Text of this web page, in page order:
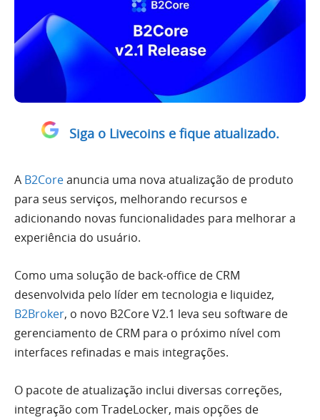
Siga o Livecoins e fique atualizado.
A B2Coreanuncia uma nova atualização de produto
para seus serviços, melhorando recursos e
adicionando novas funcionalidades para melhorar a
experiência do usuário.
Como uma solução de back-office de CRM
desenvolvida pelo líder em tecnologia e liquidez,
B2Broker, o novo B2Core V2.1 leva seu software de
gerenciamento de CRM para o próximo nível com
interfaces refinadas e mais integrações.
O pacote de atualização inclui diversas correções,
integração com TradeLocker, mais opções de